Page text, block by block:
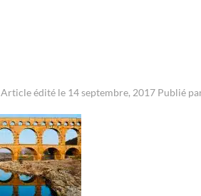
Article édité le 14 septembre, 2017 Publié